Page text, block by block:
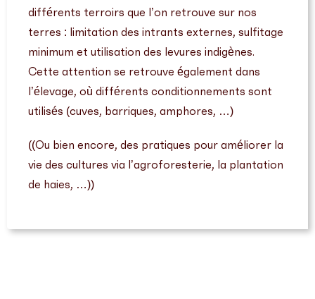
différents terroirs que l’on retrouve sur nos
terres : limitation des intrants externes, sulfitage
minimum et utilisation des levures indigènes.
Cette attention se retrouve également dans
l’élevage, où différents conditionnements sont
utilisés (cuves, barriques, amphores, …)
((Ou bien encore, des pratiques pour améliorer la
vie des cultures via l’agroforesterie, la plantation
de haies, …))